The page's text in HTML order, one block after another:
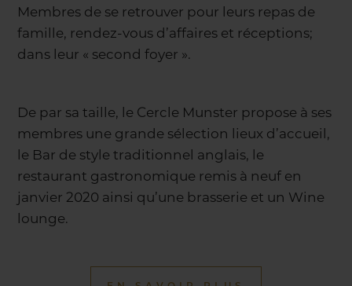
Membres de se retrouver pour leurs repas de
famille, rendez-vous d’affaires et réceptions;
dans leur « second foyer ».
De par sa taille, le Cercle Munster propose à ses
membres une grande sélection lieux d’accueil,
le Bar de style traditionnel anglais, le
restaurant gastronomique remis à neuf en
janvier 2020 ainsi qu’une brasserie et un Wine
lounge.